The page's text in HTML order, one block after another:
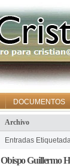
DOCUMENTOS
Archivo
Entradas
Obispo Guillermo